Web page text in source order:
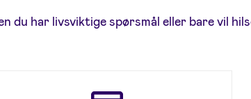
du har livsviktige spørsmål eller bare vil